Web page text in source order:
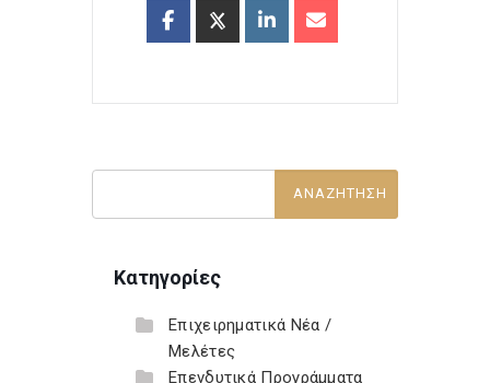
Κατηγορίες
Επιχειρηματικά Νέα /
Μελέτες
Επενδυτικά Προγράμματα